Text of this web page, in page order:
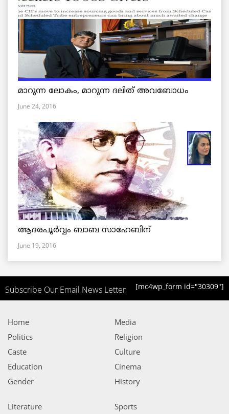
മാറുന്ന ലോകം, മാറുന്ന ദലിത് അവബോധം
June 24, 2016
ആദരപൂര്‍വ്വം ബാബ സാഹേബിന്
June 19, 2016
Subscribe Our Email News Letter [mc4wp_form id="30309"]
Home
Politics
Caste
Education
Gender
Media
Religion
Culture
Cinema
History
Literature
Sports